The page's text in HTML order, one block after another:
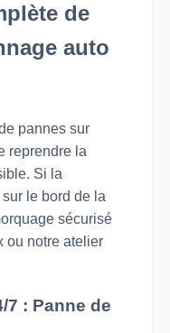
de
auto
pannes sur
reprendre la
Si la
le bord de la
sécurisé
ou notre atelier
7 : Panne de